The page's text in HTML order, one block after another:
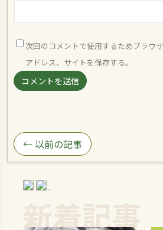
次回のコメントで使用するためブラウ
アドレス、サイトを保存する。
← 以前の記事
新着記事